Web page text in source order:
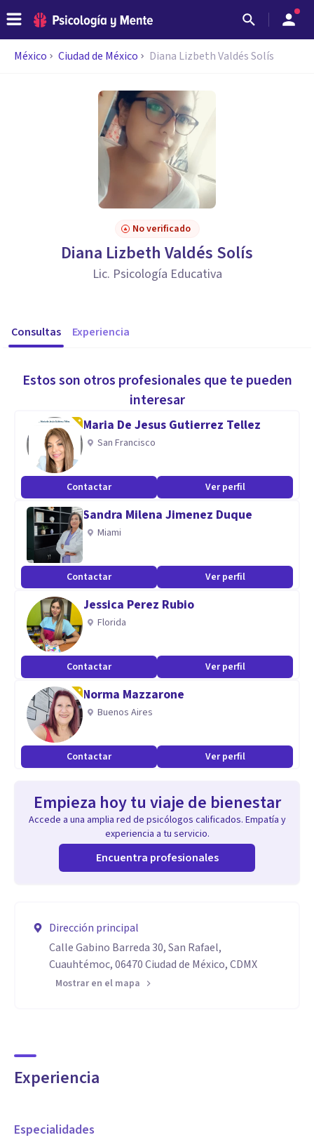
México Ciudad de México Diana Lizbeth Valdés Solís
No verificado
Diana Lizbeth Valdés Solís
Lic. Psicología Educativa
Consultas Experiencia
Estos son otros profesionales que te pueden
interesar
Maria De Jesus Gutierrez Tellez
San Francisco
Contactar Ver perfil
Sandra Milena Jimenez Duque
Miami
Contactar Ver perfil
Jessica Perez Rubio
Florida
Contactar Ver perfil
Norma Mazzarone
Buenos Aires
Contactar Ver perfil
Empieza hoy tu viaje de bienestar
Accede a una amplia red de psicólogos calificados. Empatía y
experiencia a tu servicio.
Encuentra profesionales
Dirección principal
Calle Gabino Barreda 30, San Rafael,
Cuauhtémoc, 06470 Ciudad de México, CDMX
Mostrar en el mapa
Experiencia
Especialidades